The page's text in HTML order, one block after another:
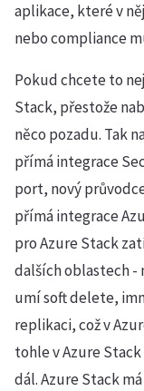
aplikace, které v
nebo compliance
Pokud chcete to
Stack, přestože
něco pozadu. Tak
přímá integrace
port, nový
přímá integrace
pro Azure Stack
dalších oblastech -
umí soft delete,
replikaci, což v
tohle v Azure
dál. Azure Stack